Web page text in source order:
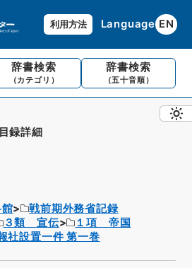
利用方法 Language EN
辞書検索
（カテゴリ）
辞書検索
（五十音順）
目録詳細
戦前期外務省記録
３類 宣伝
１項 帝国
社設置一件 第一巻